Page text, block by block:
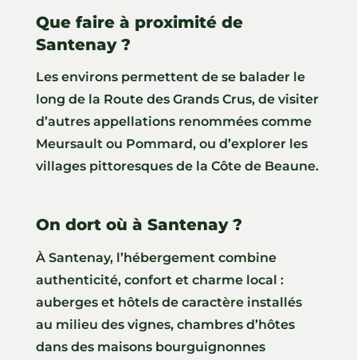
Que faire à proximité de
Santenay ?
Les environs permettent de se balader le
long de la Route des Grands Crus, de visiter
d’autres appellations renommées comme
Meursault ou Pommard, ou d’explorer les
villages pittoresques de la Côte de Beaune.
On dort où à Santenay ?
À Santenay, l’hébergement combine
authenticité, confort et charme local :
auberges et hôtels de caractère installés
au milieu des vignes, chambres d’hôtes
dans des maisons bourguignonnes